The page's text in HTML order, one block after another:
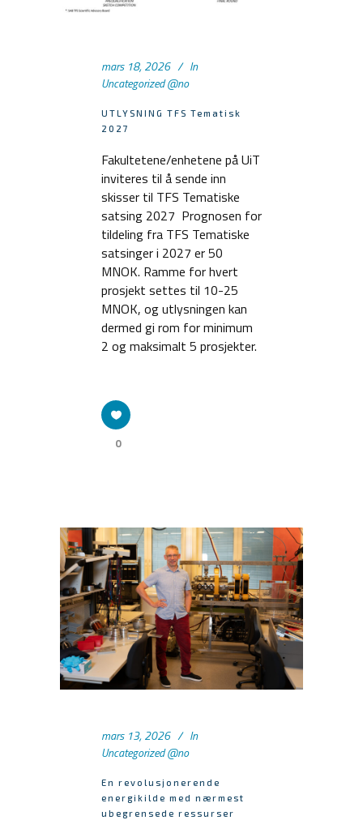
mars 18, 2026
In
Uncategorized @no
UTLYSNING TFS Tematisk
2027
Fakultetene/enhetene på UiT
inviteres til å sende inn
skisser til TFS Tematiske
satsing 2027 Prognosen for
tildeling fra TFS Tematiske
satsinger i 2027 er 50
MNOK. Ramme for hvert
prosjekt settes til 10-25
MNOK, og utlysningen kan
dermed gi rom for minimum
2 og maksimalt 5 prosjekter.
0
mars 13, 2026
In
Uncategorized @no
En revolusjonerende
energikilde med nærmest
ubegrensede ressurser